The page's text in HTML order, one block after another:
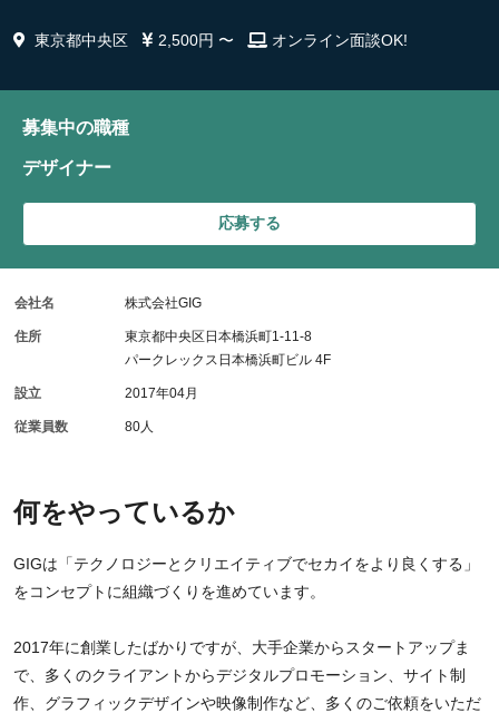
東京都中央区 2,500円 〜 オンライン面談OK!
何をやっているか
GIGは「テクノロジーとクリエイティブでセカイをより良くする」
をコンセプトに組織づくりを進めています。
2017年に創業したばかりですが、大手企業からスタートアップま
で、多くのクライアントからデジタルプロモーション、サイト制
作、グラフィックデザインや映像制作など、多くのご依頼をいただ
募集中の職種
デザイナー
応募する
会社名 株式会社GIG
住所
東京都中央区日本橋浜町1-11-8
パークレックス日本橋浜町ビル 4F
設立 2017年04月
従業員数 80人